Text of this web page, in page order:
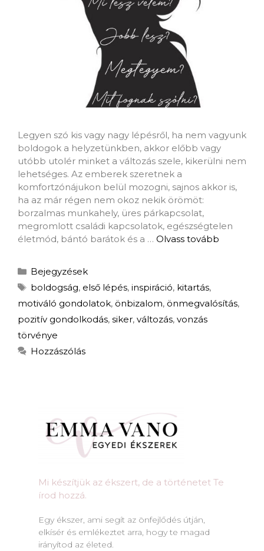
Legyen szó kis vagy nagy lépésről, ha nem vagyunk
boldogok a helyzetünkben, akkor előbb vagy
utóbb utolér minket a változás szele, kikerülni nem
lehetséges. Az emberek szeretnek a
komfortzónájukon belül mozogni, sajnos akkor is,
ha az már régen nem okoz nekik örömöt:
borzalmas munkahely, üres párkapcsolat,
megromlott családi kapcsolatok, egészségtelen
életmód, bántó barátok és a … Olvass tovább
Bejegyzések
boldogság, első lépés, inspiráció, kitartás,
motiváló gondolatok, önbizalom, önmegvalósítás,
pozitív gondolkodás, siker, változás, vonzás
törvénye
Hozzászólás
Mi készítjük az ékszert, de a történetet Te
írod hozzá.​
Egy ékszer, ami segít az önfejlődés útján,
elkísér és emlékeztet arra, hogy te magad
irányítod az életed.